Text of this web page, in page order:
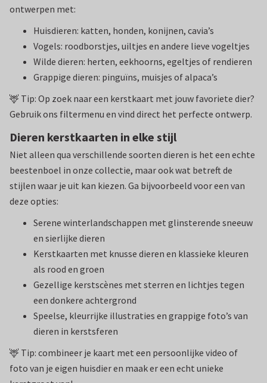
ontwerpen met:
Huisdieren: katten, honden, konijnen, cavia’s
Vogels: roodborstjes, uiltjes en andere lieve vogeltjes
Wilde dieren: herten, eekhoorns, egeltjes of rendieren
Grappige dieren: pinguïns, muisjes of alpaca’s
🦌 Tip: Op zoek naar een kerstkaart met jouw favoriete dier?
Gebruik ons filtermenu en vind direct het perfecte ontwerp.
Dieren kerstkaarten in elke stijl
Niet alleen qua verschillende soorten dieren is het een echte
beestenboel in onze collectie, maar ook wat betreft de
stijlen waar je uit kan kiezen. Ga bijvoorbeeld voor een van
deze opties:
Serene winterlandschappen met glinsterende sneeuw
en sierlijke dieren
Kerstkaarten met knusse dieren en klassieke kleuren
als rood en groen
Gezellige kerstscènes met sterren en lichtjes tegen
een donkere achtergrond
Speelse, kleurrijke illustraties en grappige foto’s van
dieren in kerstsferen
🦌 Tip: combineer je kaart met een persoonlijke video of
foto van je eigen huisdier en maak er een echt unieke